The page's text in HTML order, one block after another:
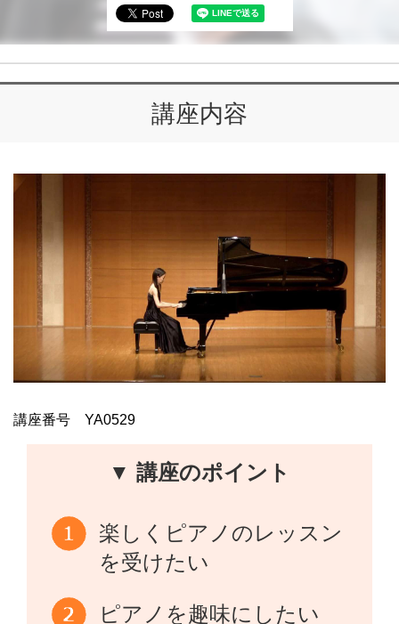
講座内容
講座番号 YA0529
▼ 講座のポイント
楽しくピアノのレッスン
を受けたい
ピアノを趣味にしたい